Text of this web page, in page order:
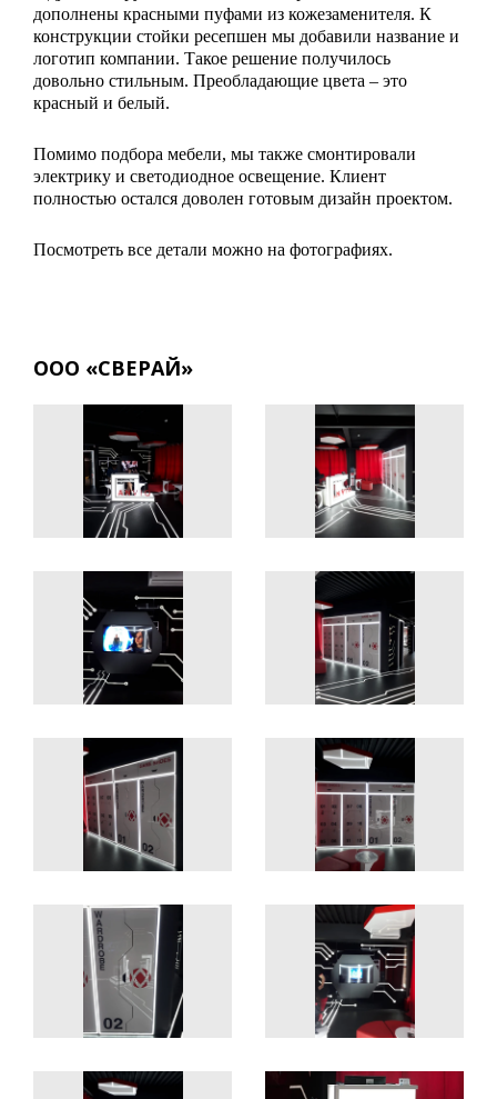
дополнены красными пуфами из кожезаменителя. К
конструкции стойки ресепшен мы добавили название и
логотип компании. Такое решение получилось
довольно стильным. Преобладающие цвета – это
красный и белый.
Помимо подбора мебели, мы также смонтировали
электрику и светодиодное освещение. Клиент
полностью остался доволен готовым дизайн проектом.
Посмотреть все детали можно на фотографиях.
ООО «СВЕРАЙ»